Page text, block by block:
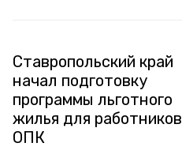
Ставропольский край
начал подготовку
программы льготного
жилья для работников
ОПК